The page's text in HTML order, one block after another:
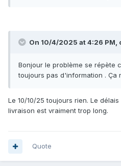
Merci de vos retours
On 10/4/2025 at 4:26 PM,
Bonjour le problème se répète
toujours pas d'information . Ça
Le 10/10/25 toujours rien. Le
livraison est vraiment trop long.
Quote